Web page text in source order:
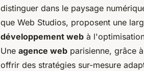
distinguer dans le paysage
que Web Studios, proposent une
développement web à
Une agence web parisienne, grâce
offrir des stratégies sur-mesure